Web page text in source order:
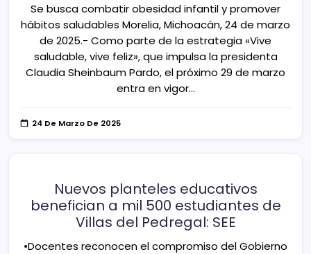
Se busca combatir obesidad infantil y promover
hábitos saludables Morelia, Michoacán, 24 de marzo
de 2025.- Como parte de la estrategia «Vive
saludable, vive feliz», que impulsa la presidenta
Claudia Sheinbaum Pardo, el próximo 29 de marzo
entra en vigor…
24 De Marzo De 2025
Nuevos planteles educativos
benefician a mil 500 estudiantes de
Villas del Pedregal: SEE
•Docentes reconocen el compromiso del Gobierno